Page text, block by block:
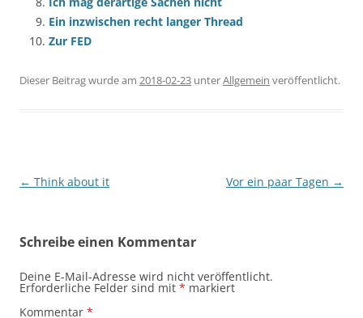
Ein inzwischen recht langer Thread
Zur FED
Dieser Beitrag wurde am 2018-02-23 unterAllgemein veröffentlicht.
Beitragsnavigation
← Think about it Vor ein paar Tagen →
Schreibe einen Kommentar
Deine E-Mail-Adresse wird nicht veröffentlicht.
Erforderliche Felder sind mit * markiert
Kommentar *